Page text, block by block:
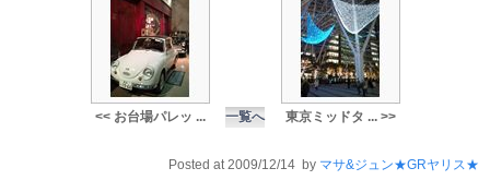
<< お台場パレッ ... 一覧へ 東京ミッドタ ... >>
Posted at 2009/12/14 by マサ&ジュン★GRヤリス★